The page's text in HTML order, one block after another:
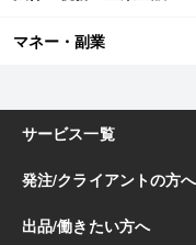
マネー・副業